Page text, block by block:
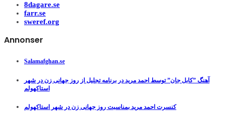
8dagare.se
farr.se
sweref.org
Annonser
Salamafghan.se
آهنگ ”کابل جان” توسط احمد مرید در برنامه تجلیل از روز جهانی زن در شهر
استاکهولم
کنسرت احمد مرید بمناسبت روز جهانی زن در شهر استاکهولم